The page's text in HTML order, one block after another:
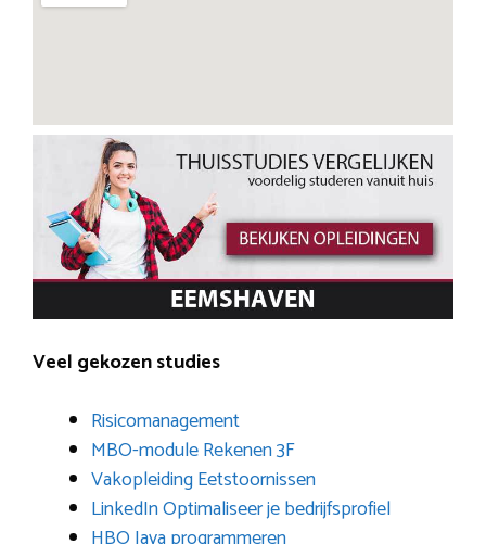
Veel gekozen studies
Risicomanagement
MBO-module Rekenen 3F
Vakopleiding Eetstoornissen
LinkedIn Optimaliseer je bedrijfsprofiel